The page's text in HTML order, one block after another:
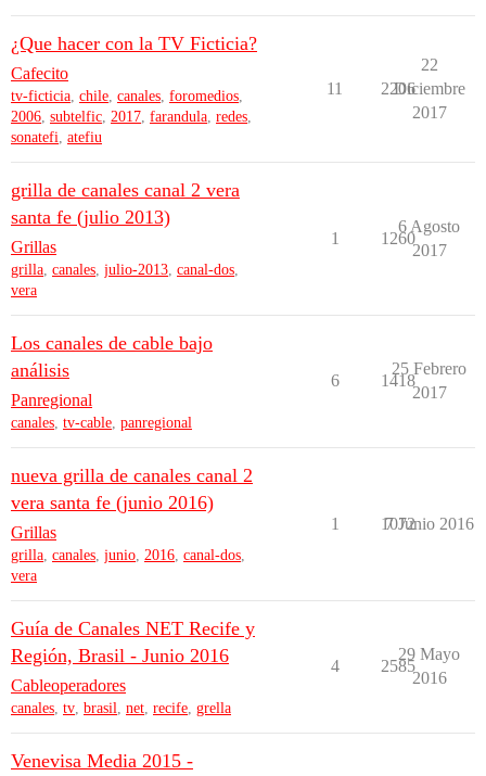
¿Que hacer con la TV Ficticia?
Cafecito
tv-ficticia, chile, canales, foromedios,
2006, subtelfic, 2017, farandula, redes,
sonatefi, atefiu
11 2206
22
Diciembre
2017
grilla de canales canal 2 vera
santa fe (julio 2013)
Grillas
grilla, canales, julio-2013, canal-dos,
vera
1 1260
6 Agosto
2017
Los canales de cable bajo
análisis
Panregional
canales, tv-cable, panregional
6 1418
25 Febrero
2017
nueva grilla de canales canal 2
vera santa fe (junio 2016)
Grillas
grilla, canales, junio, 2016, canal-dos,
vera
1 1072
7 Junio 2016
Guía de Canales NET Recife y
Región, Brasil - Junio 2016
Cableoperadores
canales, tv, brasil, net, recife, grella
4 2585
29 Mayo
2016
Venevisa Media 2015 -